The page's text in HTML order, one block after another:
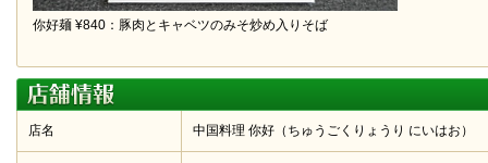
你好麺 ¥840：豚肉とキャベツのみそ炒め入りそば
店名 中国料理 你好（ちゅうごくりょうり にいはお）